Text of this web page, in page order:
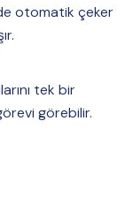
otomatik çeker
tek bir
görebilir.